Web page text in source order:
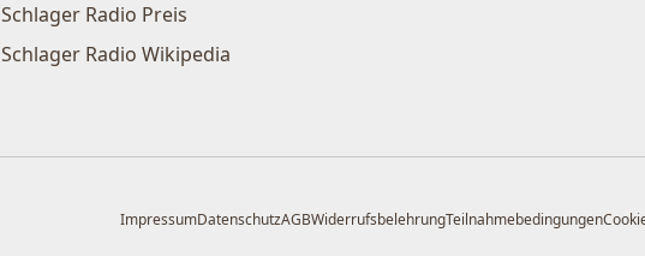
Schlager Radio Preis
Schlager Radio Wikipedia
ImpressumDatenschutzAGBWiderrufsbelehrungTeilnahmebedingungen